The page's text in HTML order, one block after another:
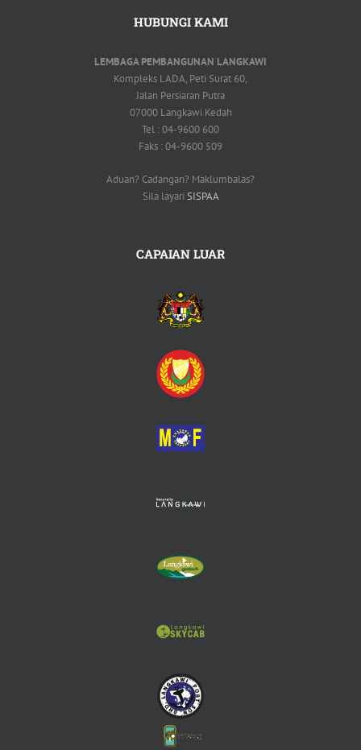
HUBUNGI KAMI
LEMBAGA PEMBANGUNAN LANGKAWI
Kompleks LADA, Peti Surat 60,
Jalan Persiaran Putra
07000 Langkawi Kedah
Tel : 04-9600 600
Faks : 04-9600 509
Aduan? Cadangan? Maklumbalas?
Sila layari SISPAA
CAPAIAN LUAR